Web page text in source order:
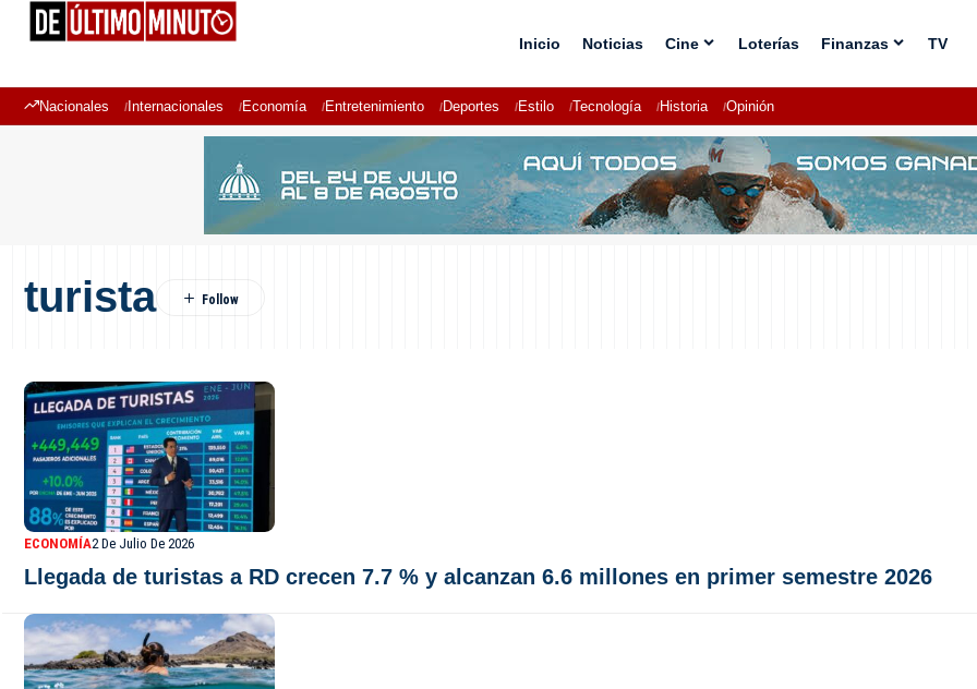
Inicio Noticias Cine Loterías Finanzas TV
Nacionales Internacionales Economía Entretenimiento Deportes Estilo Tecnología Historia Opinión
turista
ECONOMÍA2 De Julio De 2026
Llegada de turistas a RD crecen 7.7 % y alcanzan 6.6 millones en primer semestre 2026